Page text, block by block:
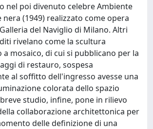
nel poi divenuto celebre Ambiente
nera (1949) realizzato come opera
del Naviglio di Milano. Altri
rivelano come la scultura
a mosaico, di cui si pubblicano per la
di restauro, sospesa
al soffitto dell'ingresso avesse una
colorata dello spazio
studio, infine, pone in rilievo
collaborazione architettonica per
delle definizione di una